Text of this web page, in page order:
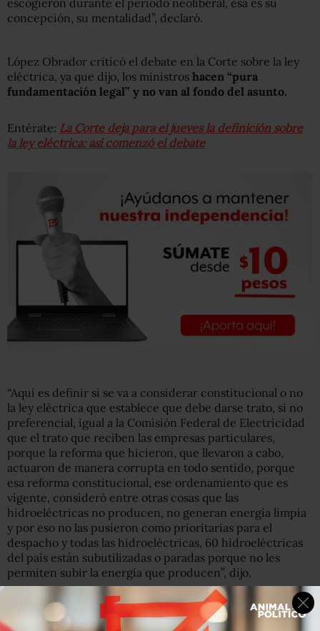
escogieron durante el periodo neoliberal, esa es su
concepción, su mentalidad”, declaró.
López Obrador criticó el debate en la Corte sobre la ley
eléctrica, ya que dijo, los ministros hacen “pura
fundamentación legal” y no van al fondo del asunto.
Entérate: La Corte deja para el jueves la definición sobre
la ley eléctrica: así comenzó el debate
“Aquí es definir si se va a considerar constitucional o no
la ley eléctrica que establece que debe darse trato, si no
preferencial, igual a la Comisión Federal de Electricidad
que el trato que reciben las empresas particulares,
porque la reforma que hicieron, que llevaron a cabo,
actuaron de manera corrupta en todo sentido, porque
esa reforma constitucional, ese ordenamiento que es
vigente, consideró entre otras cosas que las
hidroeléctricas no producen, no generan energía limpia
y por eso no las pusieron como prioritarias para el
despacho y todas las hidroeléctricas, 60 hidroeléctricas
del país están subutilizadas o paradas porque no les
permiten subir la energía que producen”, dijo.
El presidente sostuvo que los ministros debentomar en
cuenta que hubo actos de corrupción.